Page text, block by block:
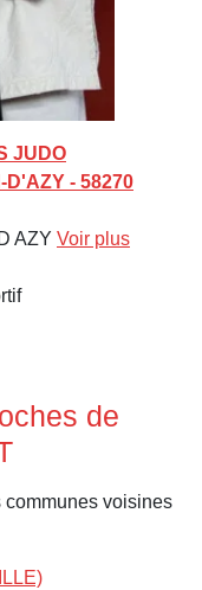
JUDO
- 58270
AZY Voir plus
de
communes voisines